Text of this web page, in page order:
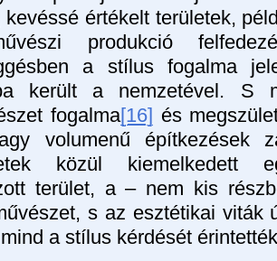
kevéssé értékelt területek,
produkció
a stílus fogalma
került a nemzetével. S
fogalma[16] és
volumenű építkezések
közül kiemelkedett
terület, a – nem kis
s az esztétikai viták
a stílus kérdését